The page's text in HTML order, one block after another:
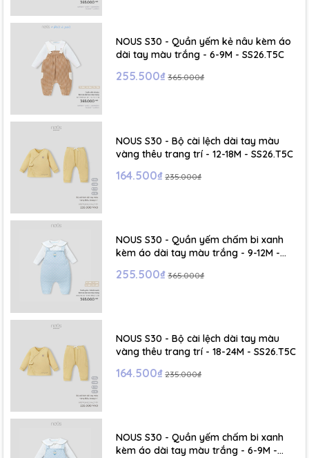
☁️ Bảng Size Mũ, Giày và Phụ kiện :
- NB : Dưới 6 kg
- Size S: 0-6 tháng
- Size M : 6-12 tháng
- Size L : 12-24 tháng
- Size XL :2- 6 tuổi
NOUS S30 - Quần yếm kẻ nâu kèm áo
dài tay màu trắng - 6-9M - SS26.T5C
255.500₫ 365.000₫
NOUS S30 - Bộ cài lệch dài tay màu
vàng thêu trang trí - 12-18M - SS26.T5C
164.500₫ 235.000₫
NOUS S30 - Quần yếm chấm bi xanh
kèm áo dài tay màu trắng - 9-12M -
255.500₫ 365.000₫
NOUS S30 - Bộ cài lệch dài tay màu
vàng thêu trang trí - 18-24M - SS26.T5C
164.500₫ 235.000₫
NOUS S30 - Quần yếm chấm bi xanh
kèm áo dài tay màu trắng - 6-9M -